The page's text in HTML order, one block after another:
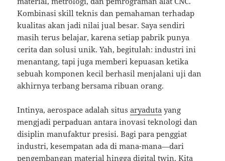
Kombinasi skill teknis dan pemahaman terhadap
kualitas akan jadi nilai jual besar. Saya sendiri
masih terus belajar, karena setiap pabrik punya
cerita dan solusi unik. Yah, begitulah: industri ini
menantang, tapi juga memberi kepuasan ketika
sebuah komponen kecil berhasil menjalani uji dan
akhirnya terbang bersama ribuan orang.
Intinya, aerospace adalah situsaryaduta yang
mengjadi perpaduan antara inovasi teknologi dan
disiplin manufaktur presisi. Bagi para penggiat
industri, kesempatan ada di mana-mana—dari
pengembangan material hingga digital twin. Kita